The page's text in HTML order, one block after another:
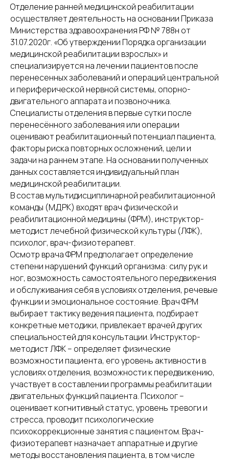
Отделение ранней медицинской реабилитации
осуществляет деятельность на основании Приказа
Министерства здравоохранения РФ № 788н от
31.07.2020г. «Об утверждении Порядка организации
медицинской реабилитации взрослых» и
специализируется на лечении пациентов после
перенесенных заболеваний и операций центральной
и периферической нервной системы, опорно-
двигательного аппарата и позвоночника.
Специалисты отделения в первые сутки после
перенесённого заболевания или операции
оценивают реабилитационный потенциал пациента,
факторы риска повторных осложнений, цели и
задачи на раннем этапе. На основании полученных
данных составляется индивидуальный план
медицинской реабилитации.
В состав мультидисциплинарной реабилитационной
команды (МДРК) входят врач физической и
реабилитационной медицины (ФРМ), инструктор-
методист лечебной физической культуры (ЛФК),
психолог, врач-физиотерапевт.
Осмотр врача ФРМ предполагает определение
степени нарушений функций организма: силу рук и
ног, возможность самостоятельного передвижения
и обслуживания себя в условиях отделения, речевые
функции и эмоциональное состояние. Врач ФРМ
выбирает тактику ведения пациента, подбирает
конкретные методики, привлекает врачей других
специальностей для консультации. Инструктор-
методист ЛФК – определяет физические
возможности пациента, его уровень активности в
условиях отделения, возможности к передвижению,
участвует в составлении программы реабилитации
двигательных функций пациента. Психолог –
оценивает когнитивный статус, уровень тревоги и
стресса, проводит психологические
психокоррекционные занятия с пациентом. Врач-
физиотерапевт назначает аппаратные и другие
методы восстановления пациента, в том числе